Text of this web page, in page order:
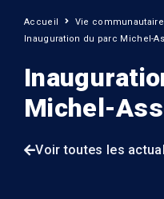
Accueil
Vie communautaire
Inauguration du parc Michel-
Michel-
Voir toutes les